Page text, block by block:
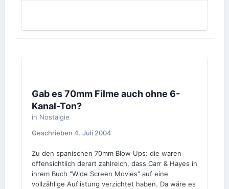
Gab es 70mm Filme auch ohne 6-
Kanal-Ton?
in Nostalgie
Geschrieben 4. Juli 2004
Zu den spanischen 70mm Blow Ups: die waren
offensichtlich derart zahlreich, dass Carr & Hayes in
ihrem Buch "Wide Screen Movies" auf eine
vollzählige Auflistung verzichtet haben. Da wäre es